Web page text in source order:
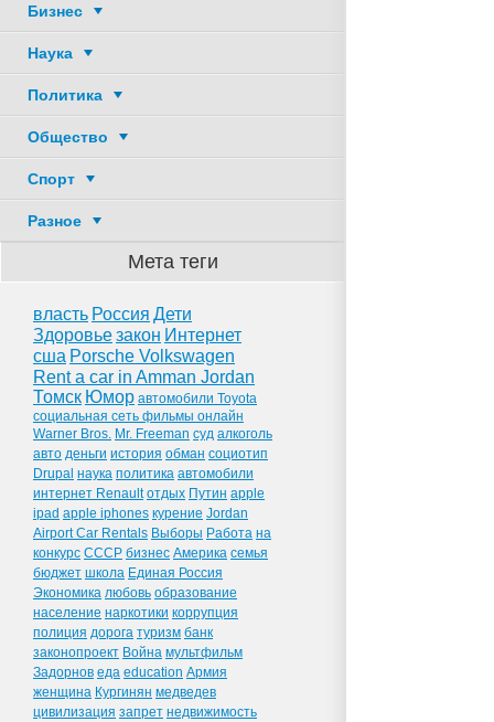
Бизнес
Наука
Политика
Общество
Спорт
Разное
Мета теги
власть Россия Дети
Здоровьезакон Интернет
сша Porsche Volkswagen
Rent a car in Amman Jordan
Томск Юмор автомобили Toyota
социальная сеть фильмы онлайн
Warner Bros. Mr. Freeman суд алкоголь
авто деньги история обман социотип
Drupal наука политика автомобили
интернет Renault отдых Путин apple
ipad apple iphones курение Jordan
Airport Car Rentals Выборы Работа на
конкурс СССР бизнес Америка семья
бюджет школа Единая Россия
Экономика любовь образование
население наркотики коррупция
полиция дорога туризм банк
законопроект Война мультфильм
Задорнов еда education Армия
женщина Кургинян медведев
цивилизация запрет недвижимость